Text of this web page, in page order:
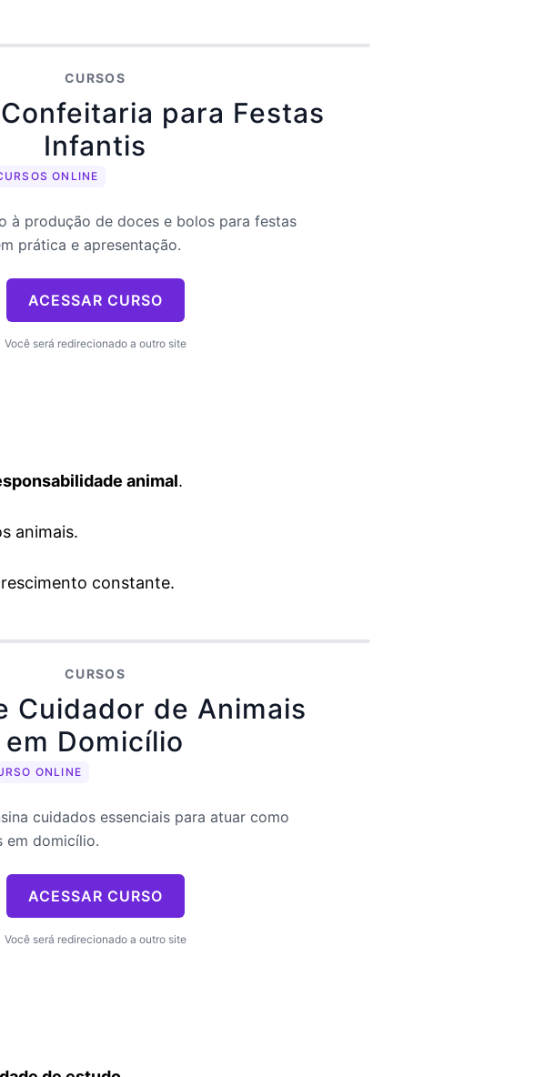
CURSOS
para Festas
Infantis
ONLINE
à produção de doces e bolos para festas
prática e apresentação.
ACESSAR CURSO
Você será redirecionado a outro site
animal.
animais.
constante.
CURSOS
Cuidador de Animais
em Domicílio
ONLINE
cuidados essenciais para atuar como
em domicílio.
ACESSAR CURSO
Você será redirecionado a outro site